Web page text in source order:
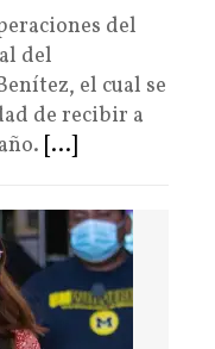
del
del
el cual se
de recibir a
[...]